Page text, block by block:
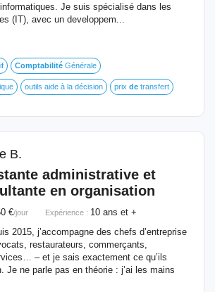
Je suis spécialisé dans les
(IT), avec un developpem...
Comptabilité Générale
outils aide à la décision prix de transfert
B.
administrative et
en organisation
€/jour Expérience : 10 ans et +
2015, j’accompagne des chefs d’entreprise
restaurateurs, commerçants,
– et je sais exactement ce qu’ils
Je ne parle pas en théorie : j’ai les mains